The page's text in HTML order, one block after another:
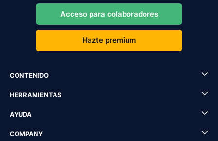
Acceso para colaboradores
Hazte premium
CONTENIDO
HERRAMIENTAS
AYUDA
COMPANY